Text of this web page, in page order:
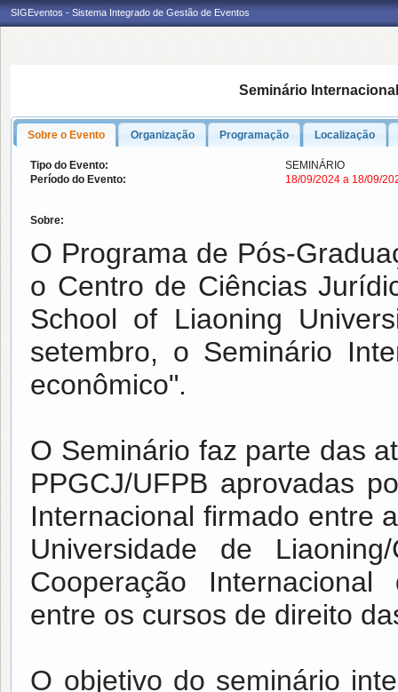
SIGEventos - Sistema Integrado de Gestão de Eventos
Seminário
Sobre o Evento Organização Programação Localização
Tipo do Evento:
SEMINÁRIO
Período do Evento:
18/09/2024 a 18/09/
Sobre:
O Programa de Pós-
o Centro de Ciências
School of Liaoning
setembro, o Seminário
econômico".
O Seminário faz parte das
PPGCJ/UFPB aprovadas
Internacional firmado entre
Universidade de
Cooperação
entre os cursos de direito
O objetivo do seminário